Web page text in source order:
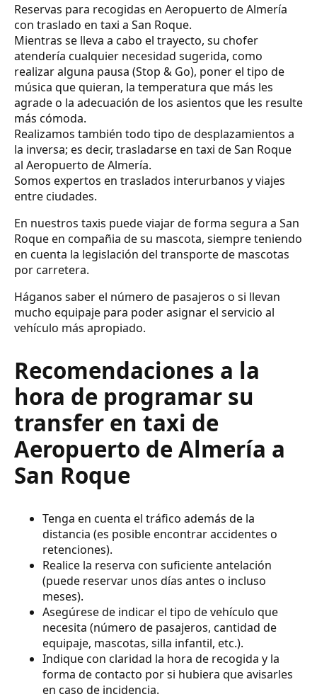
Reservas para recogidas en Aeropuerto de Almería
con traslado en taxi a San Roque.
Mientras se lleva a cabo el trayecto, su chofer
atendería cualquier necesidad sugerida, como
realizar alguna pausa (Stop & Go), poner el tipo de
música que quieran, la temperatura que más les
agrade o la adecuación de los asientos que les resulte
más cómoda.
Realizamos también todo tipo de desplazamientos a
la inversa; es decir, trasladarse en taxi de San Roque
al Aeropuerto de Almería.
Somos expertos en traslados interurbanos y viajes
entre ciudades.
En nuestros taxis puede viajar de forma segura a San
Roque en compañia de su mascota, siempre teniendo
en cuenta la legislación del transporte de mascotas
por carretera.
Háganos saber el número de pasajeros o si llevan
mucho equipaje para poder asignar el servicio al
vehículo más apropiado.
Recomendaciones a la
hora de programar su
transfer en taxi de
Aeropuerto de Almería a
San Roque
Tenga en cuenta el tráfico además de la
distancia (es posible encontrar accidentes o
retenciones).
Realice la reserva con suficiente antelación
(puede reservar unos días antes o incluso
meses).
Asegúrese de indicar el tipo de vehículo que
necesita (número de pasajeros, cantidad de
equipaje, mascotas, silla infantil, etc.).
Indique con claridad la hora de recogida y la
forma de contacto por si hubiera que avisarles
en caso de incidencia.